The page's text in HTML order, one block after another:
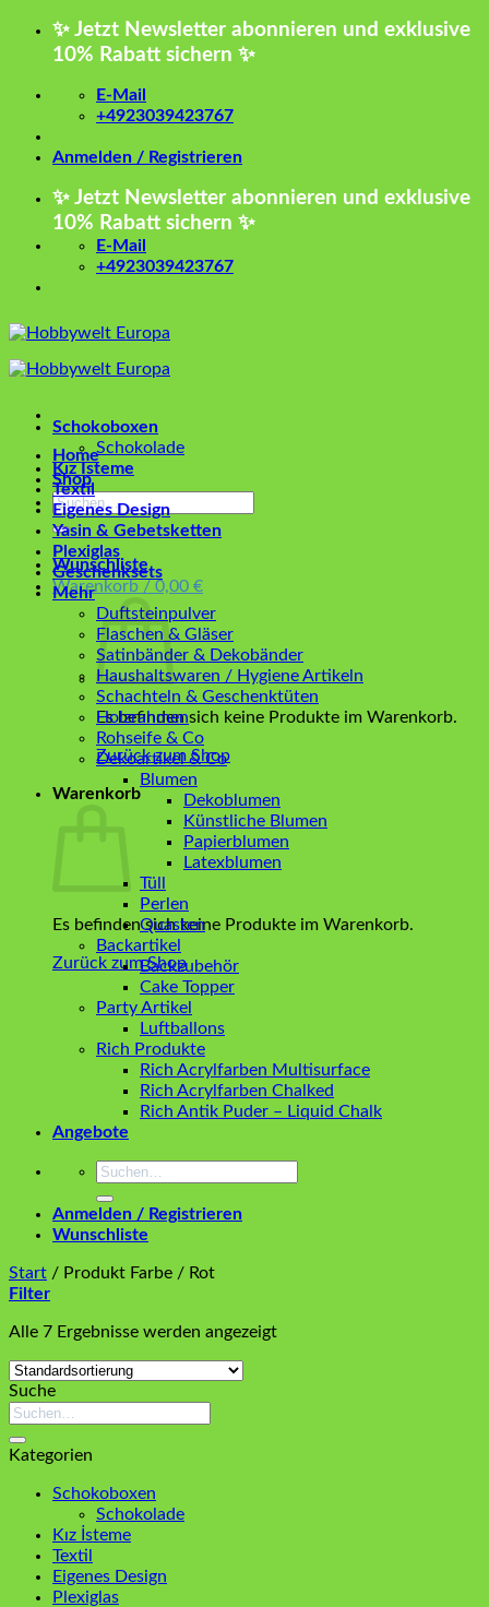
Zum
✨ Jetzt Newsletter abonnieren und exklusive
10% Rabatt sichern ✨
E-Mail
+4923039423767
Anmelden / Registrieren
✨ Jetzt Newsletter abonnieren und exklusive
10% Rabatt sichern ✨
E-Mail
+4923039423767
Home
Shop
Suchen
nach:
Wunschliste
Warenkorb / 0,00 €
Es befinden sich keine Produkte im Warenkorb.
Zurück zum Shop
Warenkorb
Es befinden sich keine Produkte im Warenkorb.
Zurück zum Shop
Schokoboxen
Schokolade
Kız İsteme
Textil
Eigenes Design
Yasin & Gebetsketten
Plexiglas
Geschenksets
Mehr
Duftsteinpulver
Flaschen & Gläser
Satinbänder & Dekobänder
Haushaltswaren / Hygiene Artikeln
Schachteln & Geschenktüten
Holzrahmen
Rohseife & Co
Dekoartikel & Co
Blumen
Dekoblumen
Künstliche Blumen
Papierblumen
Latexblumen
Tüll
Perlen
Quasten
Backartikel
Backzubehör
Cake Topper
Party Artikel
Luftballons
Rich Produkte
Rich Acrylfarben Multisurface
Rich Acrylfarben Chalked
Rich Antik Puder – Liquid Chalk
Angebote
Suchen
Anmelden / Registrieren
Wunschliste
Start / Produkt Farbe / Rot
Filter
Alle 7 Ergebnisse werden angezeigt
Suche
Suchen
Kategorien
Schokoboxen
Schokolade
Kız İsteme
Textil
Eigenes Design
Plexiglas